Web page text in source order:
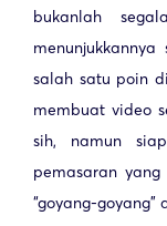
bukanlah
salah satu poin
membuat video
sih, namun
pemasaran
“goyang-goyang”